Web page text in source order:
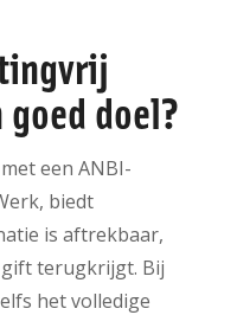
doel?
een ANBI-
biedt
is aftrekbaar,
gift terugkrijgt. Bij
het volledige